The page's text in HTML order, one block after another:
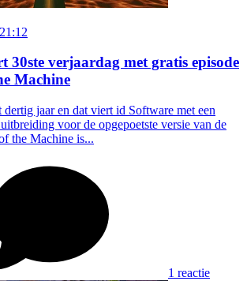
21:12
30ste verjaardag met gratis episode
Machine
dertig jaar en dat viert id Software met een
voor de opgepoetste versie van de
the Machine is...
1 reactie